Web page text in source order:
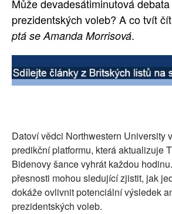
SOCIÁLNÍ SÍTĚ
RUBRIKY
PLNÁ VERZE STRÁNEK
Může devadesátiminutová
prezidentských voleb? A co tvít
ptá se Amanda Morrisová.
Datoví vědci Northwestern University
predikční platformu, která aktualizuje
Bidenovy šance vyhrát každou
přesnosti mohou sledující zjistit, jak
dokáže ovlivnit potenciální výsledek
prezidentských voleb.